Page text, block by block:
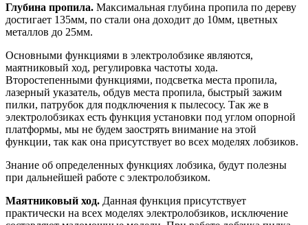
Глубина пропила. Максимальная глубина пропила по дереву
достигает 135мм, по стали она доходит до 10мм, цветных
металлов до 25мм.
Основными функциями в электролобзике являются,
маятниковый ход, регулировка частоты хода.
Второстепенными функциями, подсветка места пропила,
лазерный указатель, обдув места пропила, быстрый зажим
пилки, патрубок для подключения к пылесосу. Так же в
электролобзиках есть функция установки под углом опорной
платформы, мы не будем заострять внимание на этой
функции, так как она присутствует во всех моделях лобзиков.
Знание об определенных функциях лобзика, будут полезны
при дальнейшей работе с электролобзиком.
Маятниковый ход. Данная функция присутствует
практически на всех моделях электролобзиков, исключение